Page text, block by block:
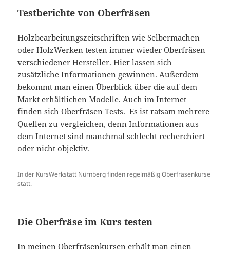
Testberichte von Oberfräsen
Holzbearbeitungszeitschriften wie Selbermachen
oder HolzWerken testen immer wieder Oberfräsen
verschiedener Hersteller. Hier lassen sich
zusätzliche Informationen gewinnen. Außerdem
bekommt man einen Überblick über die auf dem
Markt erhältlichen Modelle. Auch im Internet
finden sich Oberfräsen Tests. Es ist ratsam mehrere
Quellen zu vergleichen, denn Informationen aus
dem Internet sind manchmal schlecht recherchiert
oder nicht objektiv.
In der KursWerkstatt Nürnberg finden regelmäßig Oberfräsenkurse
statt.
Die Oberfräse im Kurs testen
In meinen Oberfräsenkursen erhält man einen